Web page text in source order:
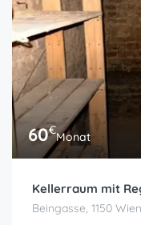
60€Monat
Kellerraum mit
Beingasse, 1150